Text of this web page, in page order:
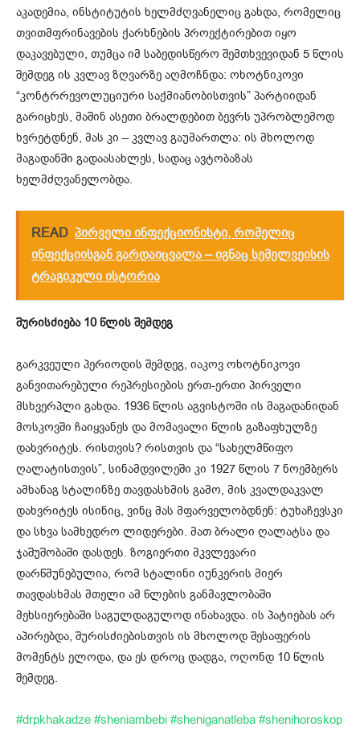
აკადემია, ინსტიტუტის ხელმძღვანელიც გახდა, რომელიც
თვითმფრინავების ქარხნების პროექტირებით იყო
დაკავებული, თუმცა იმ საბედისწერო შემთხვევიდან 5 წლის
შემდეგ ის კვლავ ზღვარზე აღმოჩნდა: ოხოტნიკოვი
“კონტრრევოლუციური საქმიანობისთვის” პარტიიდან
გარიცხეს, მაშინ ასეთი ბრალდებით ბევრს უპრობლემოდ
ხვრეტდნენ, მას კი – კვლავ გაუმართლა: ის მხოლოდ
მაგადანში გადაასახლეს, სადაც ავტობაზას
ხელმძღვანელობდა.
READ პირველი ინფექციონისტი, რომელიც
ინფექციისგან გარდაიცვალა – იგნაც სემელვეისის
ტრაგიკული ისტორია
შურისძიება 10 წლის შემდეგ
გარკვეული პერიოდის შემდეგ, იაკოვ ოხოტნიკოვი
განვითარებული რეპრესიების ერთ-ერთი პირველი
მსხვერპლი გახდა. 1936 წლის აგვისტოში ის მაგადანიდან
მოსკოვში ჩაიყვანეს და მომავალი წლის გაზაფხულზე
დახვრიტეს. რისთვის? რისთვის და “სახელმწიფო
ღალატისთვის”, სინამდვილეში კი 1927 წლის 7 ნოემბერს
ამხანაგ სტალინზე თავდასხმის გამო, მის კვალდაკვალ
დახვრიტეს ისინიც, ვინც მას მფარველობდნენ: ტუხაჩევსკი
და სხვა სამხედრო ლიდერები. მათ ბრალი ღალატსა და
ჯაშუშობაში დასდეს. ზოგიერთი მკვლევარი
დარწმუნებულია, რომ სტალინი იუნკერის მიერ
თავდასხმას მთელი ამ წლების განმავლობაში
მეხსიერებაში საგულდაგულოდ ინახავდა. ის პატიებას არ
აპირებდა, შურისძიებისთვის ის მხოლოდ შესაფერის
მომენტს ელოდა, და ეს დროც დადგა, ოღონდ 10 წლის
შემდეგ.
#drpkhakadze #sheniambebi #sheniganatleba #shenihoroskop